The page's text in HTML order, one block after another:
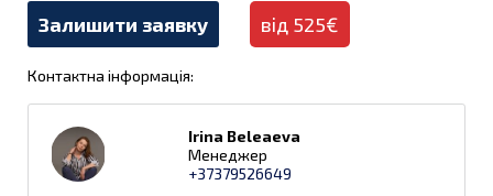
Залишити заявку від 525€
Контактна інформація:
Irina Beleaeva
Менеджер
+37379526649